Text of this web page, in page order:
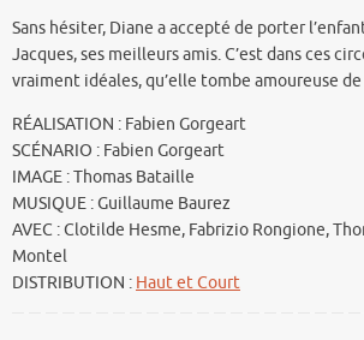
Sans hésiter, Diane a accepté de porter
Jacques, ses meilleurs amis. C’est dans ces
vraiment idéales, qu’elle tombe amoureuse
RÉALISATION : Fabien Gorgeart
SCÉNARIO : Fabien Gorgeart
IMAGE : Thomas Bataille
MUSIQUE : Guillaume Baurez
AVEC : Clotilde Hesme, Fabrizio Rongione,
Montel
DISTRIBUTION : Haut et Court